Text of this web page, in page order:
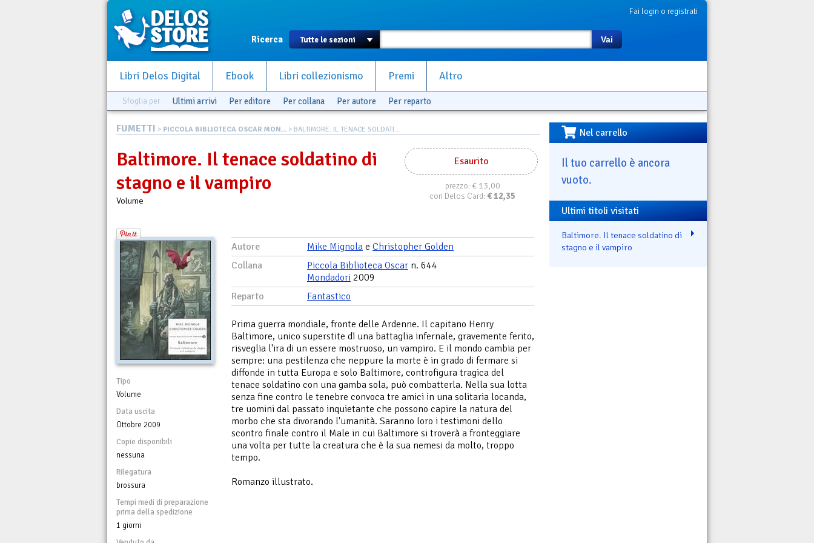
Fai login o registrati
Ricerca Vai
Libri Delos Digital Ebook Libri collezionismo Premi Altro
Sfoglia per Ultimi arrivi Per editore Per collana Per autore Per reparto
FUMETTI > PICCOLA BIBLIOTECA OSCAR MON... > BALTIMORE. IL TENACE SOLDATI...
Esaurito
prezzo:€ 13,00
con Delos Card: €12,35
Baltimore. Il tenace soldatino di
stagno e il vampiro
Volume
Tipo
Volume
Data uscita
Ottobre 2009
Copie disponibili
nessuna
Rilegatura
brossura
Tempi medi di preparazione
prima della spedizione
1 giorni
Autore Mike Mignola e Christopher Golden
Collana
Piccola Biblioteca Oscar n. 644
Mondadori 2009
Reparto
Fantastico
Prima guerra mondiale, fronte delle Ardenne. Il capitano Henry
Baltimore, unico superstite dì una battaglia infernale, gravemente ferito,
risveglia l'ira di un essere mostruoso, un vampiro. E il mondo cambia per
sempre: una pestilenza che neppure la morte è in grado di fermare si
diffonde in tutta Europa e solo Baltimore, controfigura tragica del
tenace soldatino con una gamba sola, può combatterla. Nella sua lotta
senza fine contro le tenebre convoca tre amici in una solitaria locanda,
tre uomini dal passato inquietante che possono capire la natura del
morbo che sta divorando l'umanità. Saranno loro i testimoni dello
scontro finale contro il Male in cui Baltimore si troverà a fronteggiare
una volta per tutte la creatura che è la sua nemesi da molto, troppo
tempo.
Romanzo illustrato.
Nel carrello
Il tuo carrello è ancora
vuoto.
Ultimi titoli visitati
Baltimore. Il tenace soldatino di
stagno e il vampiro